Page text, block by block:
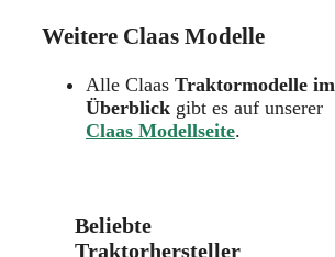
Weitere Claas Modelle
Alle Claas Traktormodelle im
Überblick gibt es auf unserer
Claas Modellseite.
Beliebte
Traktorhersteller